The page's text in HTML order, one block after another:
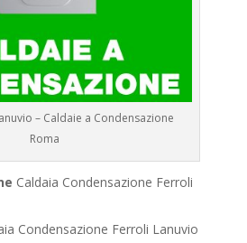
– Caldaie a Condensazione
Roma
Caldaia Condensazione Ferroli
Condensazione Ferroli Lanuvio